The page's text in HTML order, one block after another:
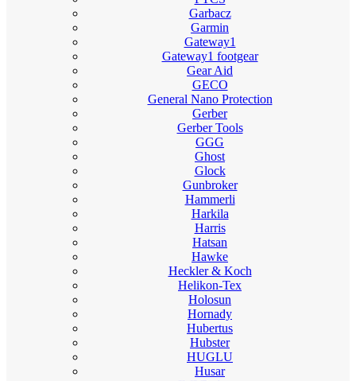
Garbacz
Garmin
Gateway1
Gateway1 footgear
Gear Aid
GECO
General Nano Protection
Gerber
Gerber Tools
GGG
Ghost
Glock
Gunbroker
Hammerli
Harkila
Harris
Hatsan
Hawke
Heckler & Koch
Helikon-Tex
Holosun
Hornady
Hubertus
Hubster
HUGLU
Husar